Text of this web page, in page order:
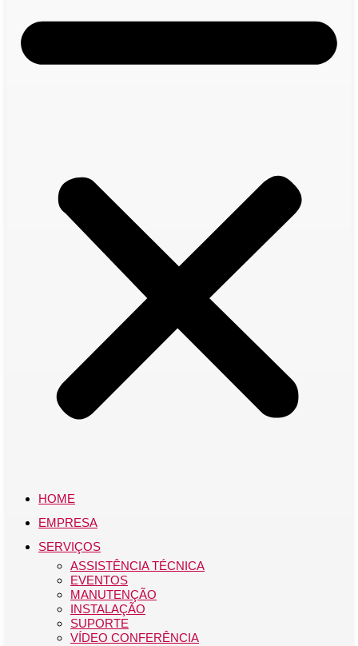
HOME
EMPRESA
SERVIÇOS
ASSISTÊNCIA TÉCNICA
EVENTOS
MANUTENÇÃO
INSTALAÇÃO
SUPORTE
VÍDEO CONFERÊNCIA